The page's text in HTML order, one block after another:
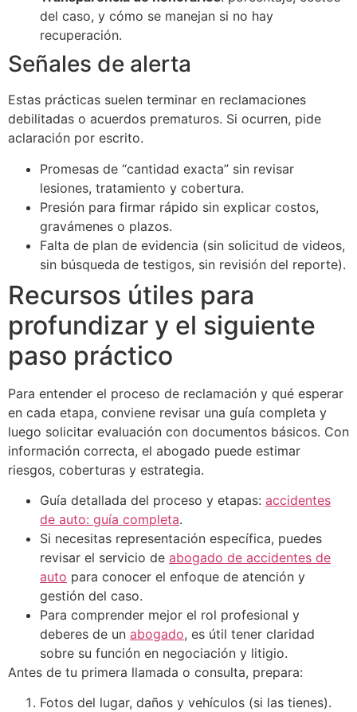
del caso, y cómo se manejan si no hay
recuperación.
Señales de alerta
Estas prácticas suelen terminar en reclamaciones
debilitadas o acuerdos prematuros. Si ocurren, pide
aclaración por escrito.
Promesas de “cantidad exacta” sin revisar
lesiones, tratamiento y cobertura.
Presión para firmar rápido sin explicar costos,
gravámenes o plazos.
Falta de plan de evidencia (sin solicitud de videos,
sin búsqueda de testigos, sin revisión del reporte).
Recursos útiles para
profundizar y el siguiente
paso práctico
Para entender el proceso de reclamación y qué esperar
en cada etapa, conviene revisar una guía completa y
luego solicitar evaluación con documentos básicos. Con
información correcta, el abogado puede estimar
riesgos, coberturas y estrategia.
Guía detallada del proceso y etapas: accidentes
de auto: guía completa.
Si necesitas representación específica, puedes
revisar el servicio de abogado de accidentes de
auto para conocer el enfoque de atención y
gestión del caso.
Para comprender mejor el rol profesional y
deberes de un abogado, es útil tener claridad
sobre su función en negociación y litigio.
Antes de tu primera llamada o consulta, prepara:
Fotos del lugar, daños y vehículos (si las tienes).